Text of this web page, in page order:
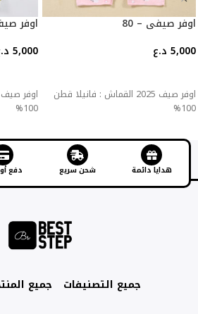
اوفر صيفي – 80
5,000 د.ع
اوفر صيف 2025 القماش : فانيلا قطن
100%
اوفر
5,000
100%
هدايا دائمة شحن سريع دفع
جميع التصنيفات جميع